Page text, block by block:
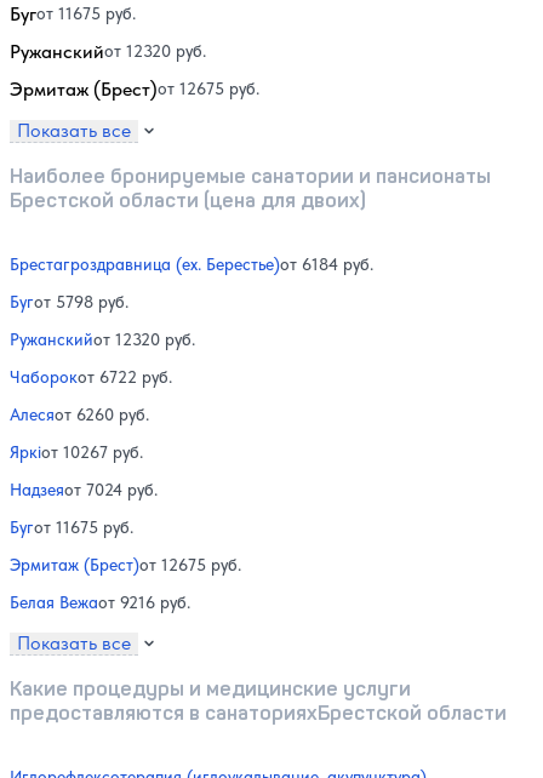
Бугот 11675 руб.
Ружанскийот 12320 руб.
Эрмитаж (Брест)от 12675 руб.
Показать все
Наиболее бронируемые санатории и пансионаты
Брестской области (цена для двоих)
Брестагроздравница (ex. Берестье)от 6184 руб.
Бугот 5798 руб.
Ружанскийот 12320 руб.
Чаборокот 6722 руб.
Алесяот 6260 руб.
Яркiот 10267 руб.
Надзеяот 7024 руб.
Бугот 11675 руб.
Эрмитаж (Брест)от 12675 руб.
Белая Вежаот 9216 руб.
Показать все
Какие процедуры и медицинские услуги
предоставляются в санаторияхБрестской области